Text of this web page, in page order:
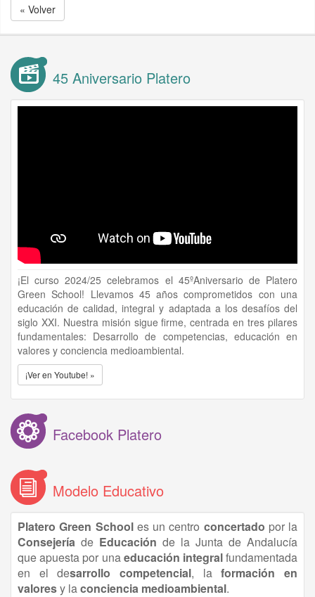
« Volver
45 Aniversario Platero
¡El curso 2024/25 celebramos el 45ºAniversario de Platero
Green School! Llevamos 45 años comprometidos con una
educación de calidad, integral y adaptada a los desafíos del
siglo XXI. Nuestra misión sigue firme, centrada en tres pilares
fundamentales: Desarrollo de competencias, educación en
valores y conciencia medioambiental.
¡Ver en Youtube! »
Facebook Platero
Modelo Educativo
Platero Green Schooles un centro concertado por la
Consejería de Educación de la Junta de Andalucía
que apuesta por unaeducación integralfundamentada
en el desarrollo competencial, laformación en
valoresy laconciencia medioambiental.